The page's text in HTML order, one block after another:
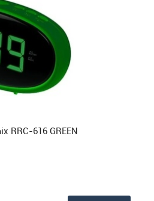
RRC-616 GREEN